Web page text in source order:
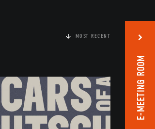
MOST RECENT
E-MEETING ROOM